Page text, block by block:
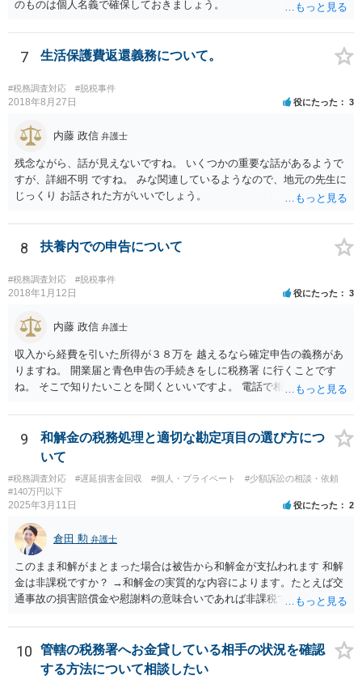
のものは個人名義で確保しておきましょう。
7 生活保護費返還義務について。
#税務調査対応 #脱税事件
2018年8月27日 役にたった 3
内藤 政信 弁護士
残念ながら、話が見えないですね。 いくつかの重要な話があるようで
すが、詳細不明 ですね。 みな関連しているようなので、地元の先生に
じっくり お話された方がいいでしょう。
8 扶養内での申告について
#税務調査対応 #脱税事件
2018年1月12日 役にたった 3
内藤 政信 弁護士
収入から経費を引いた所得が３８万を 越えるなら確定申告の義務があ
りますね。 開業届と青色申告の手続きをしに税務署 に行くことです
ね。 そこで知りたいことを聞くといいですよ。 電話で相談にいくこと
9
和解金の税務処理と適切な勘定項目の選び方につ
いて
#税務調査対応 #遅延損害金回収 #個人・プライベート
#少額訴訟の相談・依頼
#140万円以下
2025年3月11日 役にたった 2
倉田 勲 弁護士
このまま和解がまとまった場合は被告から和解金が支払われます 和解
金は非課税ですか？ →和解金の実質的な内容によります。たとえば交
通事故の損害賠償金や慰謝料の意味合いであれば非課税ですが、残業
会計の話であり、弁護士では専門外になります。 税務会計の専門家は
税理士又は会計士になりますので、正確なところは税理士などにご相
談ください。
10
管轄の税務署へお金貸している相手の状況を確認
する方法について相談したい